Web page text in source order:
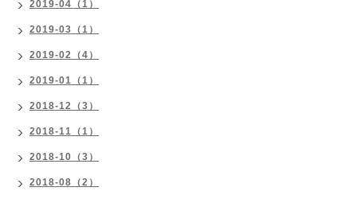
2019-04（1）
2019-03（1）
2019-02（4）
2019-01（1）
2018-12（3）
2018-11（1）
2018-10（3）
2018-08（2）